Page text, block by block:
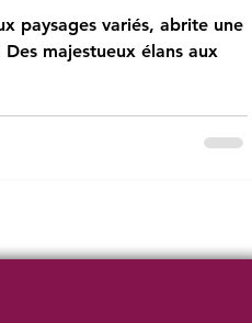
paysages variés, abrite une
majestueux élans aux